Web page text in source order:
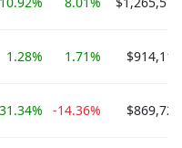
1.28% 1.71%
31.34% -14.36%